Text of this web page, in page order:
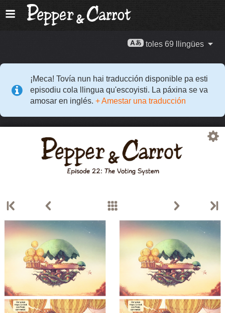
toles 69 llingües
¡Meca! Tovía nun hai traducción disponible pa esti
episodiu cola llingua qu'escoyisti. La páxina se va
amosar en inglés. + Amestar una traducción